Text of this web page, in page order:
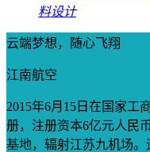
料设计
云端梦想，随心飞翔
江南航空
2015年6月15日在国家工
册，注册资本6亿元人民
基地，辐射江苏九机场。